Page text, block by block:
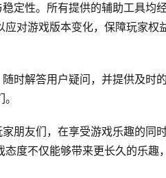
定性。所有提供的辅助工具均
对游戏版本变化，保障玩家权
时解答用户疑问，并提供及时
朋友们，在享受游戏乐趣的同
度不仅能够带来更长久的乐趣